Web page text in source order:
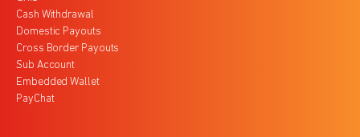
Cash Withdrawal
Domestic Payouts
Cross Border Payouts
Sub Account
Embedded Wallet
PayChat